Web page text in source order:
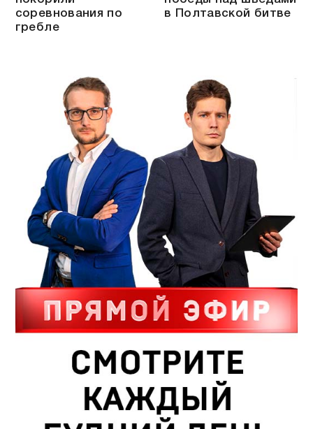
соревнования по
гребле
в Полтавской битве